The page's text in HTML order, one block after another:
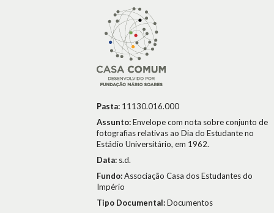
Pasta: 11130.016.000
Assunto:Envelope com nota sobre conjunto de
fotografias relativas ao Dia do Estudante no
Estádio Universitário, em 1962.
Data: s.d.
Fundo:Associação Casa dos Estudantes do
Império
Tipo Documental:Documentos